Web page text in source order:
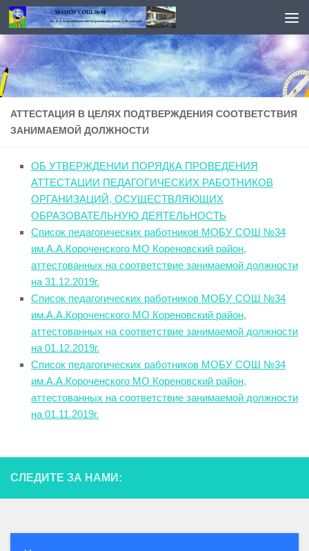
Перейти к содержимому
АТТЕСТАЦИЯ В ЦЕЛЯХ ПОДТВЕРЖДЕНИЯ СООТВЕТСТВИЯ
ЗАНИМАЕМОЙ ДОЛЖНОСТИ
ОБ УТВЕРЖДЕНИИ ПОРЯДКА ПРОВЕДЕНИЯ
АТТЕСТАЦИИ ПЕДАГОГИЧЕСКИХ РАБОТНИКОВ
ОРГАНИЗАЦИЙ, ОСУЩЕСТВЛЯЮЩИХ
ОБРАЗОВАТЕЛЬНУЮ ДЕЯТЕЛЬНОСТЬ
Список педагогических работников МОБУ СОШ №34
им.А.А.Короченского МО Кореновский район,
аттестованных на соответствие занимаемой должности
на 31.12.2019г.
Список педагогических работников МОБУ СОШ №34
им.А.А.Короченского МО Кореновский район,
аттестованных на соответствие занимаемой должности
на 01.12.2019г.
Список педагогических работников МОБУ СОШ №34
им.А.А.Короченского МО Кореновский район,
аттестованных на соответствие занимаемой должности
на 01.11.2019г.
СЛЕДИТЕ ЗА НАМИ: